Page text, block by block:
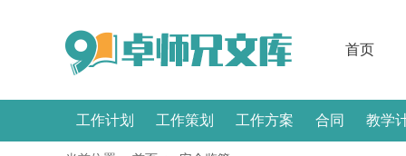
首页
工作计划 工作策划 工作方案 合同 教学